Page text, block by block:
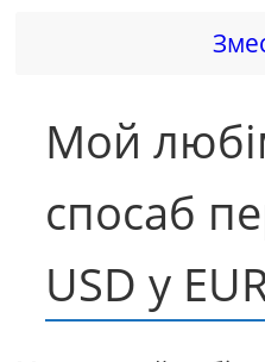
Мой
спосаб
USD у